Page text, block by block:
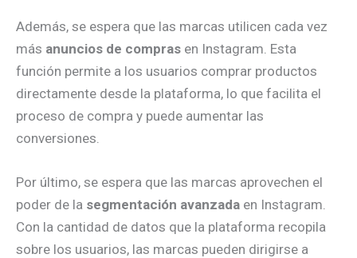
Además, se espera que las marcas utilicen cada vez
más anuncios de compras en Instagram. Esta
función permite a los usuarios comprar productos
directamente desde la plataforma, lo que facilita el
proceso de compra y puede aumentar las
conversiones.
Por último, se espera que las marcas aprovechen el
poder de la segmentación avanzada en Instagram.
Con la cantidad de datos que la plataforma recopila
sobre los usuarios, las marcas pueden dirigirse a